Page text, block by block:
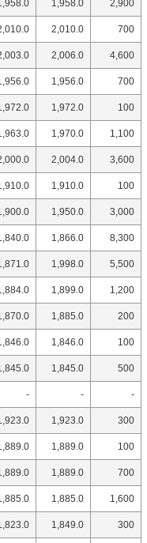
1,958.0 2,900
2,010.0 700
2,006.0 4,600
1,956.0 700
1,972.0 100
1,970.0 1,100
2,004.0 3,600
1,910.0 100
1,950.0 3,000
1,866.0 8,300
1,998.0 5,500
1,899.0 1,200
1,885.0 200
1,846.0 100
1,845.0 500
- - -
1,923.0 300
1,889.0 100
1,889.0 700
1,885.0 1,600
1,849.0 300